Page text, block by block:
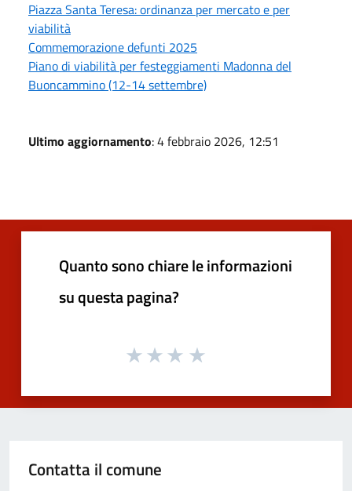
Piazza Santa Teresa: ordinanza per mercato e per
viabilità
Commemorazione defunti 2025
Piano di viabilità per festeggiamenti Madonna del
Buoncammino (12-14 settembre)
Ultimo aggiornamento: 4 febbraio 2026, 12:51
Quanto sono chiare le informazioni
su questa pagina?
Contatta il comune